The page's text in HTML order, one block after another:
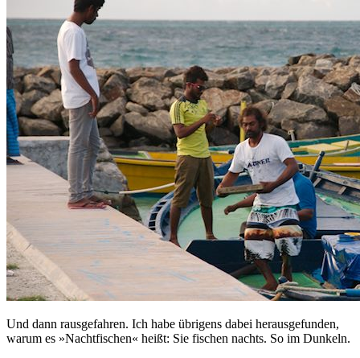
Und dann rausgefahren. Ich habe übrigens dabei herausgefunden,
warum es »Nachtfischen« heißt: Sie fischen nachts. So im Dunkeln.